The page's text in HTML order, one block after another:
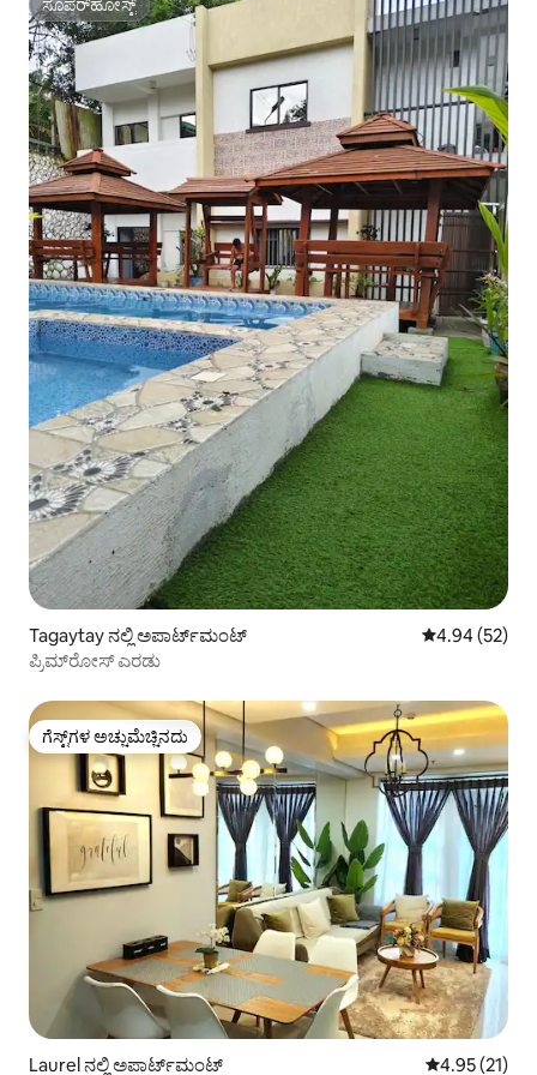
ಸೂಪರ್‌ಹೋಸ್ಟ್
ಸೂಪರ್‌ಹೋಸ್ಟ್
Tagaytay ನಲ್ಲಿ ಅಪಾರ್ಟ್‌ಮಂಟ್ 5 ರಲ್ಲಿ 4.94
4.94 (52)
ಪ್ರಿಮ್‌ರೋಸ್ ಎರಡು
ಗೆಸ್ಟ್‌ಗಳ ಅಚ್ಚುಮೆಚ್ಚಿನದು
ಗೆಸ್ಟ್‌ಗಳ ಅಚ್ಚುಮೆಚ್ಚಿನದು
Laurel ನಲ್ಲಿ ಅಪಾರ್ಟ್‌ಮಂಟ್ 5 ರಲ್ಲಿ 4.95
4.95 (21)